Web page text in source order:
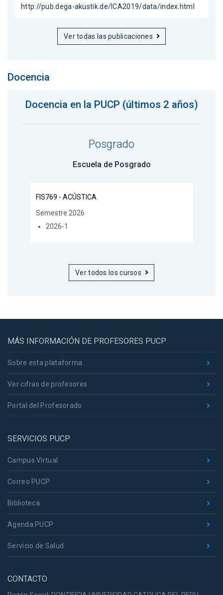
http://pub.dega-akustik.de/ICA2019/data/index.html
Ver todas las publicaciones
Docencia
Docencia en la PUCP (últimos 2 años)
Posgrado
Escuela de Posgrado
FIS769 - ACÚSTICA
Semestre 2026
2026-1
Ver todos los cursos
MÁS INFORMACIÓN DE PROFESORES PUCP
Sobre esta plataforma
Ver cifras de profesores
Portal del Profesorado
SERVICIOS PUCP
Campus Virtual
Correo PUCP
Biblioteca
Agenda PUCP
Servicio de Salud
CONTACTO